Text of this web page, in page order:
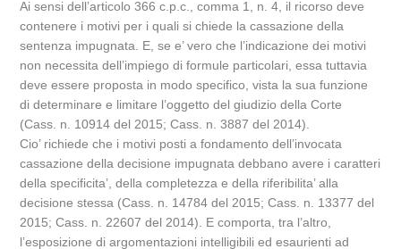
Ai sensi dell’articolo 366 c.p.c., comma 1, n. 4, il ricorso deve
contenere i motivi per i quali si chiede la cassazione della
sentenza impugnata. E, se e’ vero che l’indicazione dei motivi
non necessita dell’impiego di formule particolari, essa tuttavia
deve essere proposta in modo specifico, vista la sua funzione
di determinare e limitare l’oggetto del giudizio della Corte
(Cass. n. 10914 del 2015; Cass. n. 3887 del 2014).
Cio’ richiede che i motivi posti a fondamento dell’invocata
cassazione della decisione impugnata debbano avere i caratteri
della specificita’, della completezza e della riferibilita’ alla
decisione stessa (Cass. n. 14784 del 2015; Cass. n. 13377 del
2015; Cass. n. 22607 del 2014). E comporta, tra l’altro,
l’esposizione di argomentazioni intelligibili ed esaurienti ad